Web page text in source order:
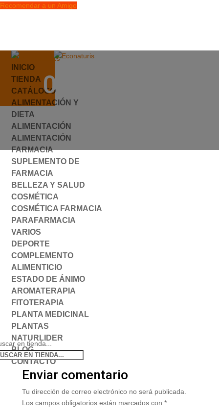
Recomendar a un Amigo
info@econaturis.es
Mi cuenta
Checkout
0 elementos
INICIO
TIENDA
CATÁLOGO
ALIMENTACIÓN Y
DIETA
ALIMENTACIÓN
ALIMENTACIÓN
FARMACIA
SUPLEMENTO DE
FARMACIA
BELLEZA Y SALUD
COSMÉTICA
COSMÉTICA FARMACIA
PARAFARMACIA
VARIOS
DEPORTE
COMPLEMENTO
ALIMENTICIO
ESTADO DE ÁNIMO
AROMATERAPIA
FITOTERAPIA
PLANTA MEDICINAL
PLANTAS
NATURLIDER
BLOG
CONTACTO
en tienda...
047671.JPG
Enviar comentario
Tu dirección de correo electrónico no será publicada.
Los campos obligatorios están marcados con *